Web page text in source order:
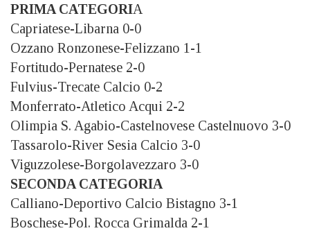
PRIMA CATEGORIA
Capriatese-Libarna 0-0
Ozzano Ronzonese-Felizzano 1-1
Fortitudo-Pernatese 2-0
Fulvius-Trecate Calcio 0-2
Monferrato-Atletico Acqui 2-2
Olimpia S. Agabio-Castelnovese Castelnuovo 3-0
Tassarolo-River Sesia Calcio 3-0
Viguzzolese-Borgolavezzaro 3-0
SECONDA CATEGORIA
Calliano-Deportivo Calcio Bistagno 3-1
Boschese-Pol. Rocca Grimalda 2-1